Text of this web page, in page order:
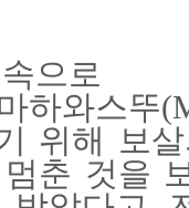
으로
마하와스뚜
위해 보
춘 것을